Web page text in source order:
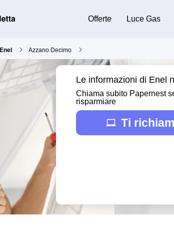
Offerte Luce Gas
Azzano Decimo
Le informazioni di Enel
Chiama subito Papernest
risparmiare
Ti